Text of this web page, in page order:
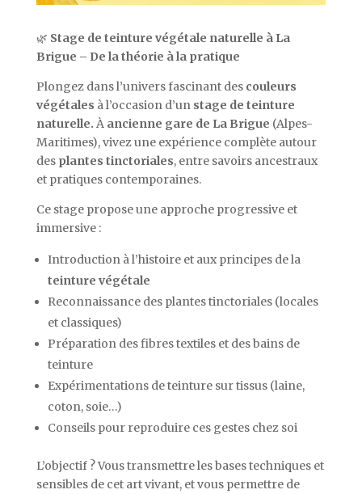
🌿 Stage de teinture végétale naturelle à La
Brigue – De la théorie à la pratique
Plongez dans l’univers fascinant des couleurs
végétales à l’occasion d’un stage de teinture
naturelle. À ancienne gare de La Brigue (Alpes-
Maritimes), vivez une expérience complète autour
des plantes tinctoriales, entre savoirs ancestraux
et pratiques contemporaines.
Ce stage propose une approche progressive et
immersive :
Introduction à l’histoire et aux principes de la
teinture végétale
Reconnaissance des plantes tinctoriales (locales
et classiques)
Préparation des fibres textiles et des bains de
teinture
Expérimentations de teinture sur tissus (laine,
coton, soie…)
Conseils pour reproduire ces gestes chez soi
L’objectif ? Vous transmettre les bases techniques et
sensibles de cet art vivant, et vous permettre de